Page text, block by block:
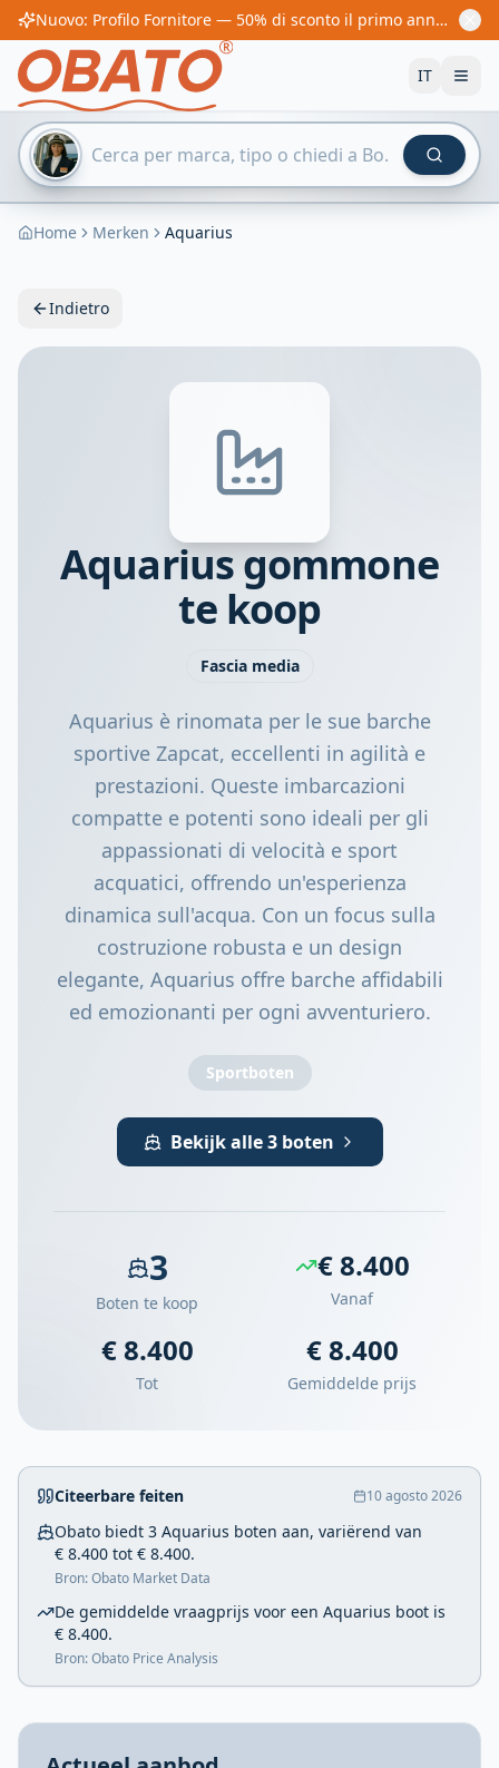
Nuovo: Profilo Fornitore — 50% di sconto il primo anno! Da 60€/anno
IT
Home Merken Aquarius
Indietro
Aquarius gommone
te koop
Fascia media
Aquarius è rinomata per le sue barche
sportive Zapcat, eccellenti in agilità e
prestazioni. Queste imbarcazioni
compatte e potenti sono ideali per gli
appassionati di velocità e sport
acquatici, offrendo un'esperienza
dinamica sull'acqua. Con un focus sulla
costruzione robusta e un design
elegante, Aquarius offre barche affidabili
ed emozionanti per ogni avventuriero.
Sportboten
Bekijk alle 3 boten
3
Boten te koop
€ 8.400
Vanaf
€ 8.400
Tot
€ 8.400
Gemiddelde prijs
Citeerbare feiten 10 agosto 2026
Obato biedt 3 Aquarius boten aan, variërend van
€ 8.400 tot € 8.400.
Bron: Obato Market Data
De gemiddelde vraagprijs voor een Aquarius boot is
€ 8.400.
Bron: Obato Price Analysis